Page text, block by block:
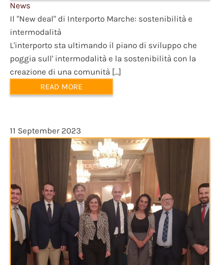
News
Il "New deal" di Interporto Marche: sostenibilità e
intermodalità
L'interporto sta ultimando il piano di sviluppo che
poggia sull' intermodalità e la sostenibilità con la
creazione di una comunità […]
READ MORE
11 September 2023